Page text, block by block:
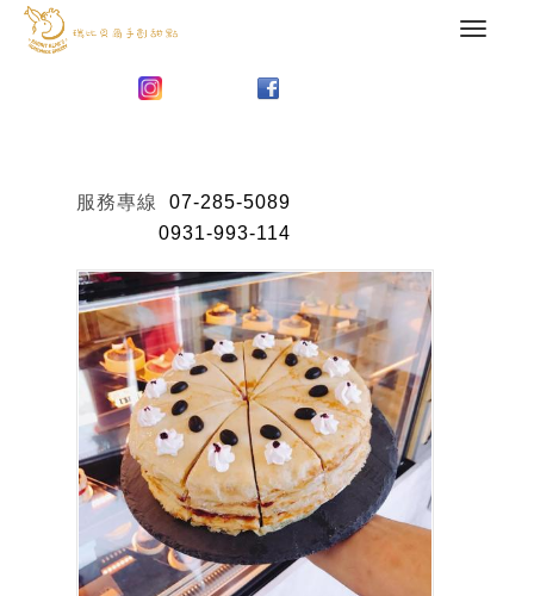
服務專線
07-285-5089
0931-993-114